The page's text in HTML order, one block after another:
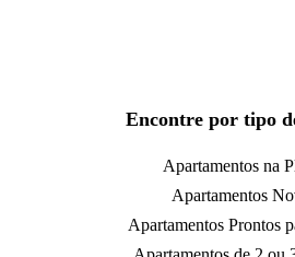
Encontre por tipo
Apartamentos na
Apartamentos
Apartamentos Prontos